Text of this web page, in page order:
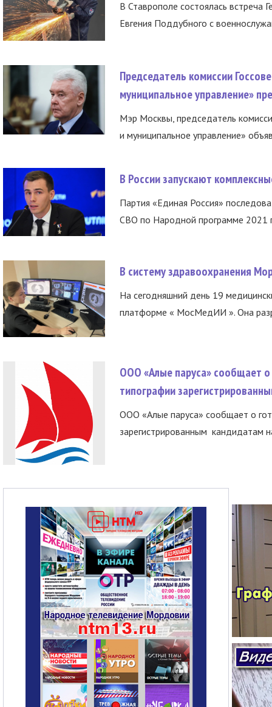
В Ставрополе состоялась встреча
Евгения Поддубного с
Председатель комиссии
муниципальное управление»
Мэр Москвы, председатель
и муниципальное управление»
В России запускают
Партия «Единая Россия»
СВО по Народной программе 2021
В систему здравоохранения
На сегодняшний день 19
платформе « МосМедИИ ». Она
ООО «Алые паруса» сообщает о
типографии
ООО «Алые паруса» сообщает о
зарегистрированным кандидатам